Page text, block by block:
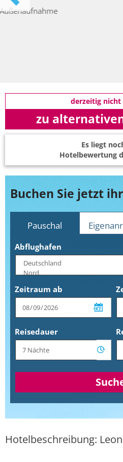
derzeitig nicht
zu
Es liegt
Hotelbewertung
Pauschal
Abflughafen
Zeitraum ab
Reisedauer
Hotelbeschreibung: